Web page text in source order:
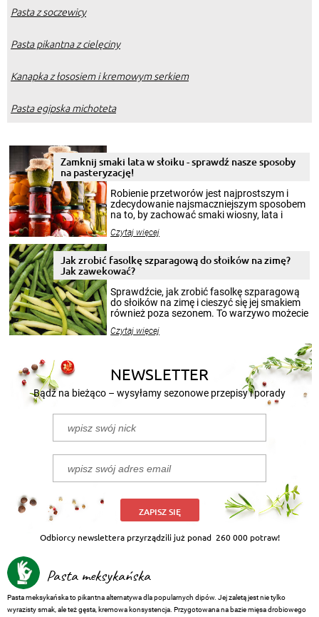
Pasta z soczewicy
Pasta pikantna z cielęciny
Kanapka z łososiem i kremowym serkiem
Pasta egipska michoteta
Zamknij smaki lata w słoiku - sprawdź nasze sposoby
na pasteryzację!
Robienie przetworów jest najprostszym i
zdecydowanie najsmaczniejszym sposobem
na to, by zachować smaki wiosny, lata i
krajobrazów, by cieszyć nimi oko w sezonie
pełni poczuć atmosferę cieplejszych
miesięcy. Przygotowanie słoików ze
patenty, które pozwolą zachować świeżość
przetworów.
Czytaj więcej
Jak zrobić fasolkę szparagową do słoików na zimę?
Jak zawekować?
Sprawdźcie, jak zrobić fasolkę szparagową
do słoików na zimę i cieszyć się jej smakiem
również poza sezonem. To warzywo możecie
nasze propozycje!
Czytaj więcej
NEWSLETTER
Bądź na bieżąco – wysyłamy sezonowe przepisy i porady
ZAPISZ SIĘ
Odbiorcy newslettera przyrządzili już ponad 260 000 potraw!
Pasta meksykańska
Pasta meksykańska to pikantna alternatywa dla popularnych dipów. Jej zaletą jest nie tylko
wyrazisty smak, ale też gęsta, kremowa konsystencja. Przygotowana na bazie mięsa drobiowego